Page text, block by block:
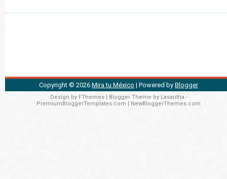
Copyright © 2026 Mira tu México | Powered by Blogger
Design by FThemes| Blogger Theme by Lasantha -
PremiumBloggerTemplates.com
NewBloggerThemes.com